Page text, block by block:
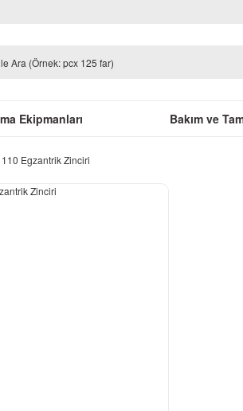
Ekipmanları Bakım ve
Egzantrik Zinciri